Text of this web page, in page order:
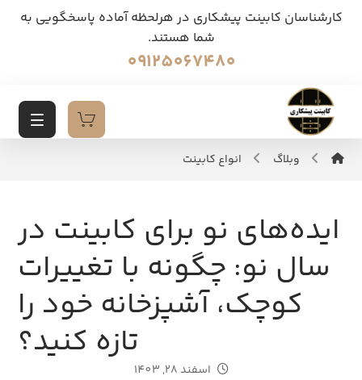
کارشناسان کابینت پیشکاری در هرلحظه آماده پاسخگویی به
شما هستند.
09125067480
وبلاگ انواع کابینت
ایده‌های نو برای کابینت در
سال نو: چگونه با تغییرات
کوچک، آشپزخانه خود را
تازه کنید؟
اسفند 28, 1403